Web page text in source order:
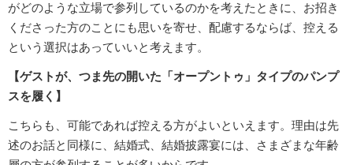
がどのような立場で参列しているのかを考えたときに、お招き
くださった方のことにも思いを寄せ、配慮するならば、控える
という選択はあっていいと考えます。
【ゲストが、つま先の開いた「オープントゥ」タイプのパンプ
スを履く】
こちらも、可能であれば控える方がよいといえます。理由は先
述のお話と同様に、結婚式、結婚披露宴には、さまざまな年齢